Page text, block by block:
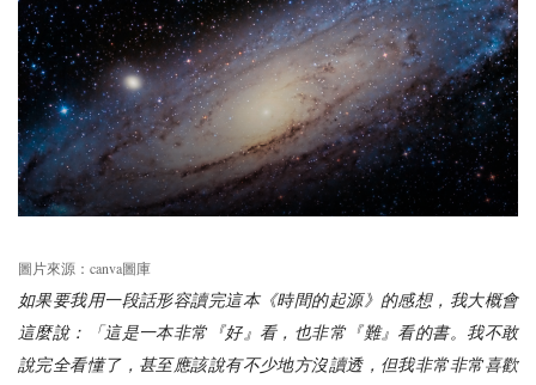
圖片來源： canva圖庫
如果要我用一段話形容讀完這本《時間的起源》的感想，我大概會
這麼說：「這是一本非常『好』看，也非常『難』看的書。我不敢
說完全看懂了，甚至應該說有不少地方沒讀透，但我非常非常喜歡